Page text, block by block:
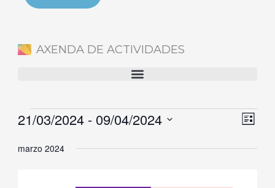
AXENDA DE ACTIVIDADES
Eventos
Lista
21/03/2024 - 09/04/2024
la
marzo 2024